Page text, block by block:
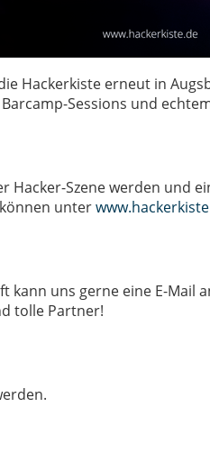
Hackerkiste erneut in
Sessions und
Hacker-Szene werden und
unter
kann uns gerne eine E-Mail
tolle Partner!